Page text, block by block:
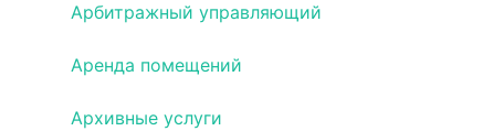
Арбитражный управляющий
Аренда помещений
Архивные услуги